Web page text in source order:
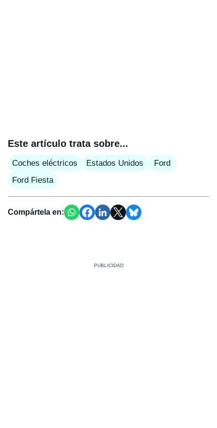
Este artículo trata sobre...
Coches eléctricos Estados Unidos
Ford
Ford Fiesta
Compártela en: